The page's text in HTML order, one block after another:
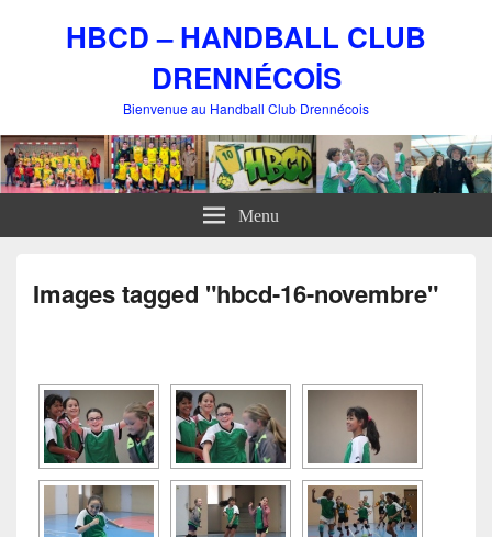
HBCD – HANDBALL CLUB
DRENNÉCOİS
Bienvenue au Handball Club Drennécois
Menu
Images tagged "hbcd-16-novembre"